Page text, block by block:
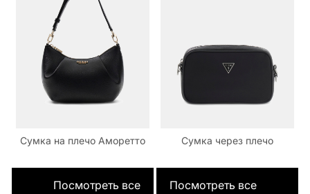
Сумка на плечо Аморетто Сумка через плечо
Посмотреть все
Посмотреть все